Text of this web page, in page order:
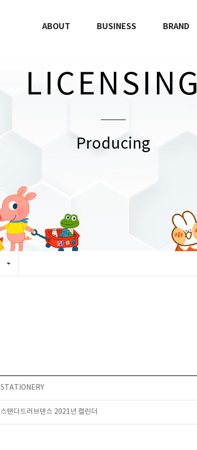
ABOUT BUSINESS BRAND
LICENSING
Producing
STATIONERY
스탠다드러브댄스 2021년 캘린더